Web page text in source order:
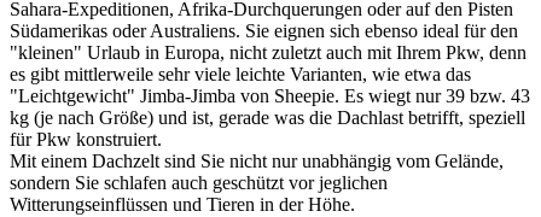
Sahara-Expeditionen, Afrika-Durchquerungen oder auf den Pisten
Südamerikas oder Australiens. Sie eignen sich ebenso ideal für den
"kleinen" Urlaub in Europa, nicht zuletzt auch mit Ihrem Pkw, denn
es gibt mittlerweile sehr viele leichte Varianten, wie etwa das
"Leichtgewicht" Jimba-Jimba von Sheepie. Es wiegt nur 39 bzw. 43
kg (je nach Größe) und ist, gerade was die Dachlast betrifft, speziell
für Pkw konstruiert.
Mit einem Dachzelt sind Sie nicht nur unabhängig vom Gelände,
sondern Sie schlafen auch geschützt vor jeglichen
Witterungseinflüssen und Tieren in der Höhe.